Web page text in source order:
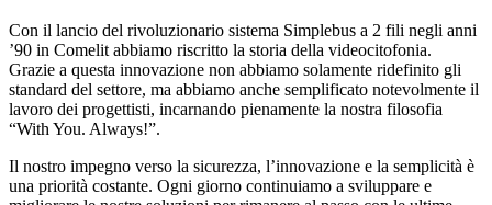
Con il lancio del rivoluzionario sistema Simplebus a 2 fili negli anni
’90 in Comelit abbiamo riscritto la storia della videocitofonia.
Grazie a questa innovazione non abbiamo solamente ridefinito gli
standard del settore, ma abbiamo anche semplificato notevolmente il
lavoro dei progettisti, incarnando pienamente la nostra filosofia
“With You. Always!”.
Il nostro impegno verso la sicurezza, l’innovazione e la semplicità è
una priorità costante. Ogni giorno continuiamo a sviluppare e